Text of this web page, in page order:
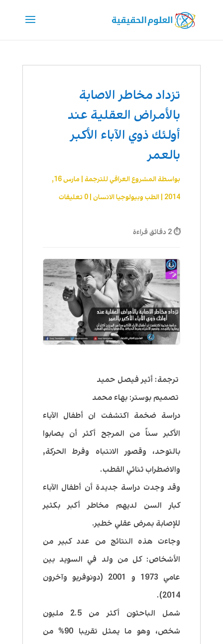
تزداد مخاطر الاصابة
بالأمراض العقلية عند
أولئك ذوي الآباء الأكبر
بالعمر
بواسطةالمشروع العراقي للترجمة|
مارس 16,
2014 الطب وبيولوجيا الانسان| 0 تعليقات
⏱ 2 دقائق قراءة
ترجمة: أثير فيصل حميد
تصميم بوستر: بهاء محمد
دراسة ضخمة اكتشفت ان أطفال الآباء
الأكبر سناً من المرجح أكثر أن يصابوا
بالتوحد، وقصور الانتباه وفرط الحركة,
والاضطراب ثنائي القطب.
وقد وجدت دراسة جديدة أن أطفال الآباء
كبار السن لديهم مخاطر أكبر بكثير
للإصابة بمرض عقلي خطير.
وجاءت هذه النتائج من عدد كبير من
الأشخاص: كل من ولد في السويد بين
عامي 1973 و 2001 (دونوفريو وآخرون
2014).
شمل الباحثون أكثر من 2.5 مليون
شخص، وهو ما يمثل تقريبا 90% من